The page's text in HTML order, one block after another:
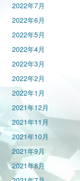
2022年7月
2022年6月
2022年5月
2022年4月
2022年3月
2022年2月
2022年1月
2021年12月
2021年11月
2021年10月
2021年9月
2021年8月